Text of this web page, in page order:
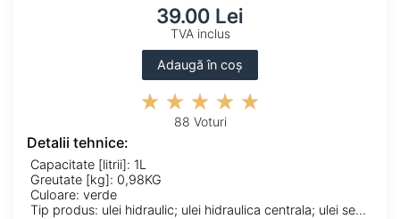
39.00 Lei
TVA inclus
Adaugă în coș
88 Voturi
Detalii tehnice:
Capacitate [litrii]: 1L
Greutate [kg]: 0,98KG
Culoare: verde
Tip produs: ulei hidraulic; ulei hidraulica centrala; ulei servodirectie